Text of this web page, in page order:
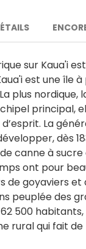
sur Kaua'i
est une île
plus nordique,
principal,
La
dès
canne à sucre
ont pour
de goyaviers et
peuplée des
500 habitants,
rural qui fait de